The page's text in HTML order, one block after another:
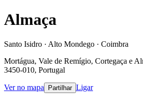
Almaça
Santo Isidro · Alto Mondego · Coimbra
Mortágua, Vale de Remígio, Cortegaça e
3450-010, Portugal
Ver no mapa Partilhar Ligar